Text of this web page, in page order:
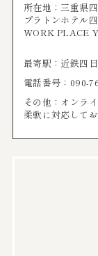
所在地：三重県
プラトンホテル
WORK PLACE
最寄駅：近鉄四
電話番号：090-
その他：オンラ
柔軟に対応して